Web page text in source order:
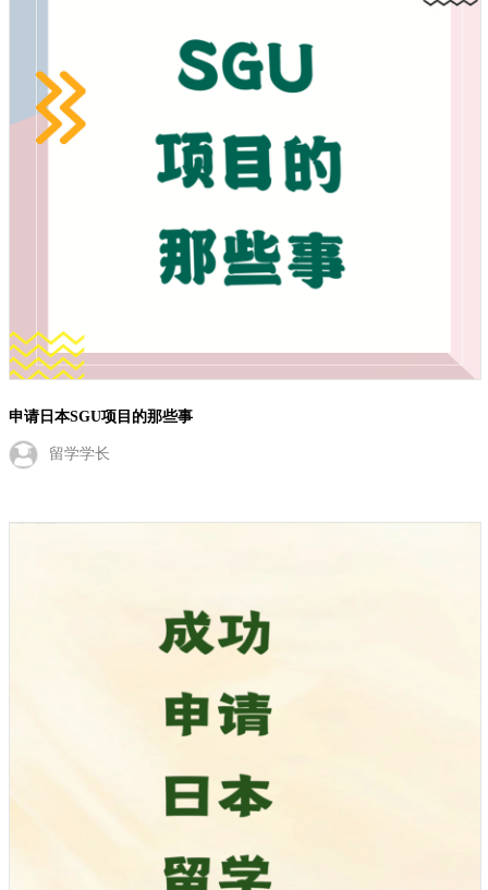
申请日本SGU项目的那些事
留学学长